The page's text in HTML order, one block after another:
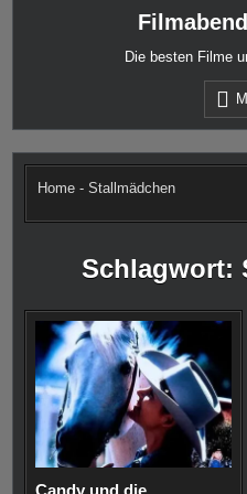
Die besten Filme
Home -Stallmädchen
Schlagwort: